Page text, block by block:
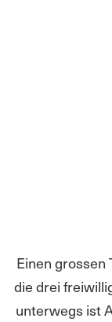
Einen grossen
die drei
unterwegs ist